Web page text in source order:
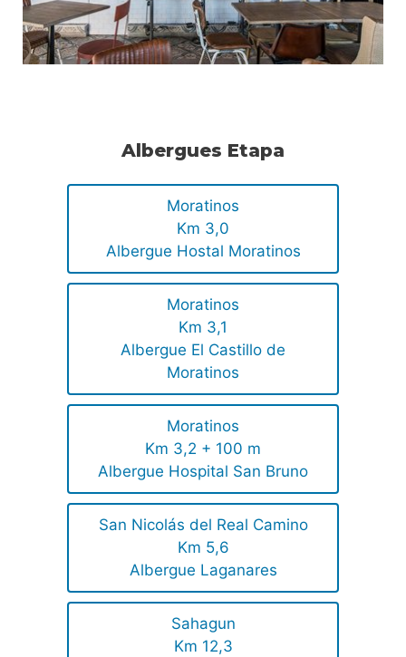
Albergues Etapa
Moratinos
Km 3,0
Albergue Hostal Moratinos
Moratinos
Km 3,1
Albergue El Castillo de
Moratinos
Moratinos
Km 3,2 + 100 m
Albergue Hospital San Bruno
San Nicolás del Real Camino
Km 5,6
Albergue Laganares
Sahagun
Km 12,3